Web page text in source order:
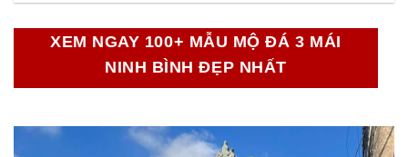
XEM NGAY 100+ MẪU MỘ ĐÁ 3 MÁI
NINH BÌNH ĐẸP NHẤT